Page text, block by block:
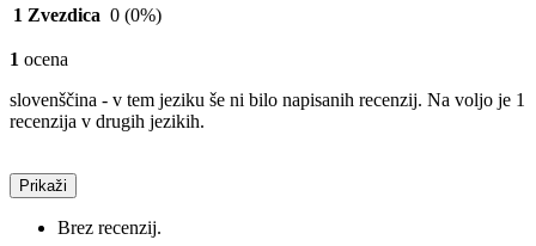
1 Zvezdica 0 (0%)
1 ocena
slovenščina - v tem jeziku še ni bilo napisanih recenzij. Na voljo je 1
recenzija v drugih jezikih.
Prikaži
Brez recenzij.